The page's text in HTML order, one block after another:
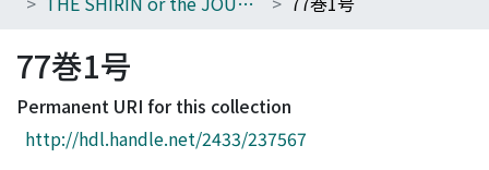
Browse
Download Ranking
Access Statistics
77巻1号
Permanent URI for this collection
http://hdl.handle.net/2433/237567